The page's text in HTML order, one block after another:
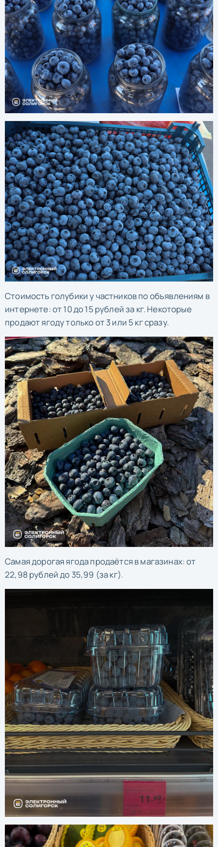
Стоимость голубики у частников по объявлениям в
интернете: от 10 до 15 рублей за кг. Некоторые
продают ягоду только от 3 или 5 кг сразу.
Самая дорогая ягода продаётся в магазинах: от
22,98 рублей до 35,99 (за кг).